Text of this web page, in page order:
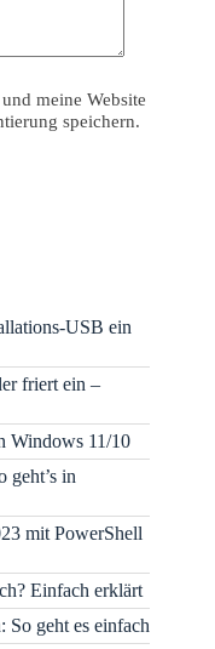
meine Website
speichern.
USB ein
friert ein –
Windows 11/10
geht’s in
mit PowerShell
Einfach erklärt
So geht es einfach